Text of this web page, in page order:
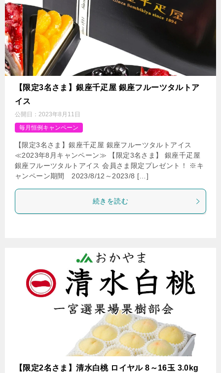
【限定3名さま】銀座千疋屋 銀座フルーツタルトア
イス
公開日： 2023年8月11日
毎月恒例キャンペーン
【限定3名さま】銀座千疋屋 銀座フルーツタルトアイス
≪2023年8月キャンペーン≫ 【限定3名さま】 銀座千疋屋
銀座フルーツタルトアイス 会員さま限定プレゼント！ ※キ
ャンペーン期間 2023/8/12～2023/8 […]
続きを読む
【限定2名さま】清水白桃 ロイヤル 8～16玉 3.0kg